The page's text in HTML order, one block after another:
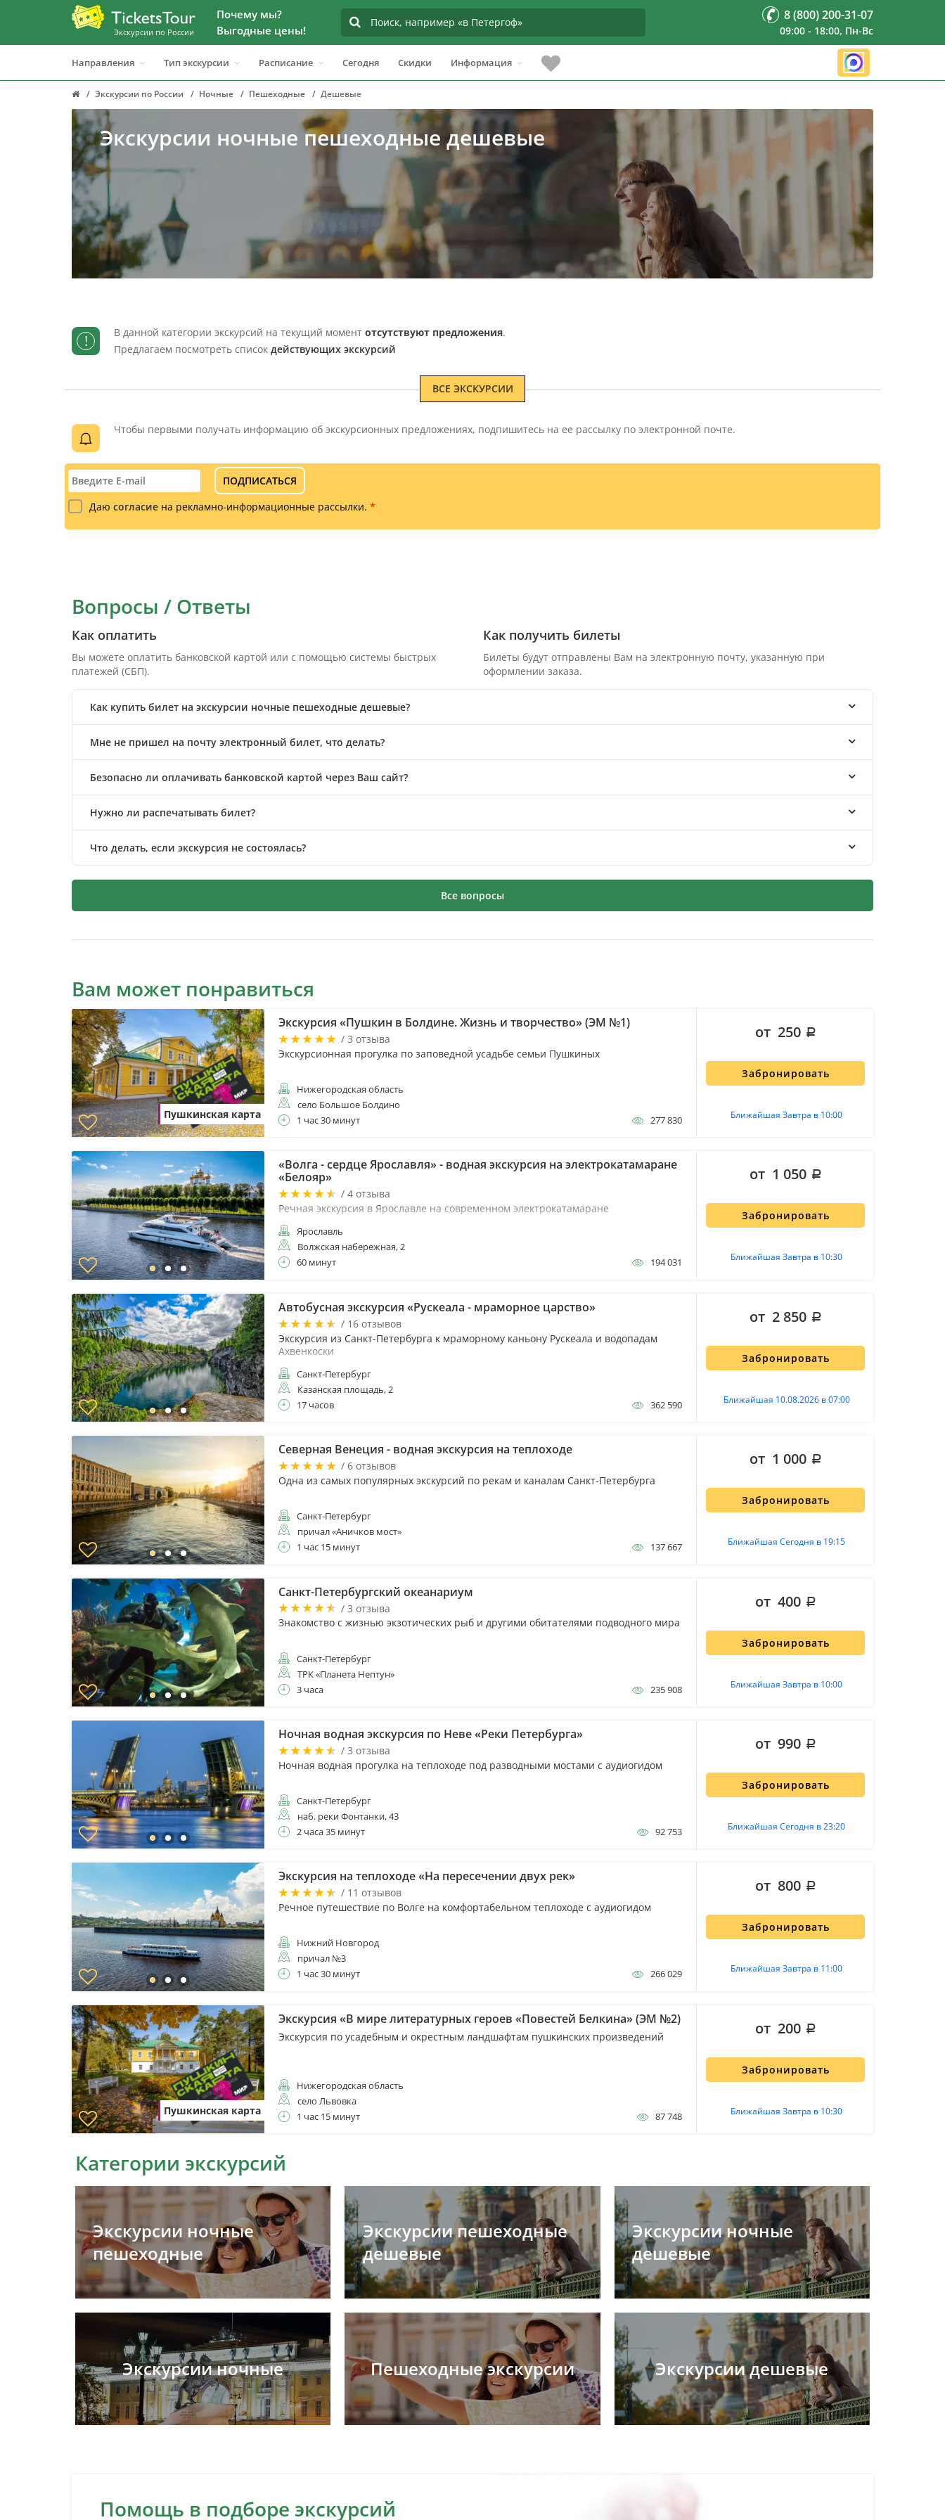
Экскурсии по России
Почему мы?
Выгодные цены!
8 (800) 200-31-07
09:00 - 18:00, Пн-Вс
Направления Тип экскурсии Расписание Сегодня Скидки Информация
Экскурсии по России Ночные Пешеходные Дешевые
Экскурсии ночные пешеходные дешевые
! В данной категории экскурсий на текущий момент отсутствуют предложения.
Предлагаем посмотреть список действующих экскурсий
ВСЕ ЭКСКУРСИИ
Чтобы первыми получать информацию об экскурсионных предложениях, подпишитесь на ее рассылку по электронной почте.
ПОДПИСАТЬСЯ
Даю согласие на рекламно-информационные рассылки. *
Вопросы / Ответы
Как оплатить
Вы можете оплатить банковской картой или с помощью системы быстрых
платежей (СБП).
Как получить билеты
Билеты будут отправлены Вам на электронную почту, указанную при
оформлении заказа.
Как купить билет на экскурсии ночные пешеходные дешевые?
Мне не пришел на почту электронный билет, что делать?
Безопасно ли оплачивать банковской картой через Ваш сайт?
Нужно ли распечатывать билет?
Что делать, если экскурсия не состоялась?
Все вопросы
Вам может понравиться
Пушкинская карта
Экскурсия «Пушкин в Болдине. Жизнь и творчество» (ЭМ №1)
/ 3 отзыва
Экскурсионная прогулка по заповедной усадьбе семьи Пушкиных
Нижегородская область
село Большое Болдино
1 час 30 минут
277 830
Забронировать
Ближайшая Завтра в 10:00
от 250
«Волга - сердце Ярославля» - водная экскурсия на электрокатамаране
«Белояр»
/ 4 отзыва
Речная экскурсия в Ярославле на современном электрокатамаране
Ярославль
Волжская набережная, 2
60 минут
194 031
Забронировать
Ближайшая Завтра в 10:30
от 1 050
Автобусная экскурсия «Рускеала - мраморное царство»
/ 16 отзывов
Экскурсия из Санкт-Петербурга к мраморному каньону Рускеала и водопадам
Ахвенкоски
Санкт-Петербург
Казанская площадь, 2
17 часов
362 590
Забронировать
Ближайшая 10.08.2026 в 07:00
от 2 850
Северная Венеция - водная экскурсия на теплоходе
/ 6 отзывов
Одна из самых популярных экскурсий по рекам и каналам Санкт-Петербурга
Санкт-Петербург
причал «Аничков мост»
1 час 15 минут
137 667
Забронировать
Ближайшая Сегодня в 19:15
от 1 000
Санкт-Петербургский океанариум
/ 3 отзыва
Знакомство с жизнью экзотических рыб и другими обитателями подводного мира
Санкт-Петербург
ТРК «Планета Нептун»
3 часа
235 908
Забронировать
Ближайшая Завтра в 10:00
от 400
Ночная водная экскурсия по Неве «Реки Петербурга»
/ 3 отзыва
Ночная водная прогулка на теплоходе под разводными мостами с аудиогидом
Санкт-Петербург
наб. реки Фонтанки, 43
2 часа 35 минут
92 753
Забронировать
Ближайшая Сегодня в 23:20
от 990
Экскурсия на теплоходе «На пересечении двух рек»
/ 11 отзывов
Речное путешествие по Волге на комфортабельном теплоходе с аудиогидом
Нижний Новгород
причал №3
1 час 30 минут
266 029
Забронировать
Ближайшая Завтра в 11:00
от 800
Пушкинская карта
Экскурсия «В мире литературных героев «Повестей Белкина» (ЭМ №2)
Экскурсия по усадебным и окрестным ландшафтам пушкинских произведений
Нижегородская область
село Львовка
1 час 15 минут
87 748
Забронировать
Ближайшая Завтра в 10:30
от 200
Категории экскурсий
Экскурсии ночные
пешеходные
Экскурсии пешеходные
дешевые
Экскурсии ночные
дешевые
Экскурсии ночные Пешеходные экскурсии Экскурсии дешевые
Помощь в подборе экскурсий